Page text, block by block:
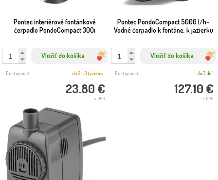
Pontec interiérové fontánkové
čerpadlo PondoCompact 300i
Vložiť do košíka
23.80 €
s DPH
Dostupnosť: do 2 - 3 týždňov
Pontec PondoCompact 5000 l/h-
Vodné čerpadlo k fontáne, k jazierku
Vložiť do košíka
127.10 €
s DPH
Dostupnosť: do 3 dní